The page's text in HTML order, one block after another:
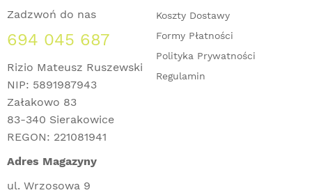
Zadzwoń do nas
694 045 687
Rizio Mateusz Ruszewski
NIP: 5891987943
Załakowo 83
83-340 Sierakowice
REGON: 221081941
Adres Magazyny
ul. Wrzosowa 9
Koszty Dostawy
Formy Płatności
Polityka Prywatności
Regulamin